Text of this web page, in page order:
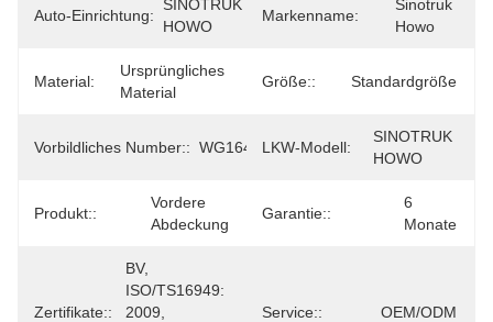
Auto-Einrichtung:
SINOTRUK
HOWO
Markenname:
Sinotruk
Howo
Material:
Ursprüngliches
Material
Größe:: Standardgröße
Vorbildliches Number:: WG1642110013
LKW-Modell:
SINOTRUK
HOWO
Produkt::
Vordere
Abdeckung
Garantie::
6
Monate
Zertifikate::
BV,
ISO/TS16949:
2009,
Service:: OEM/ODM